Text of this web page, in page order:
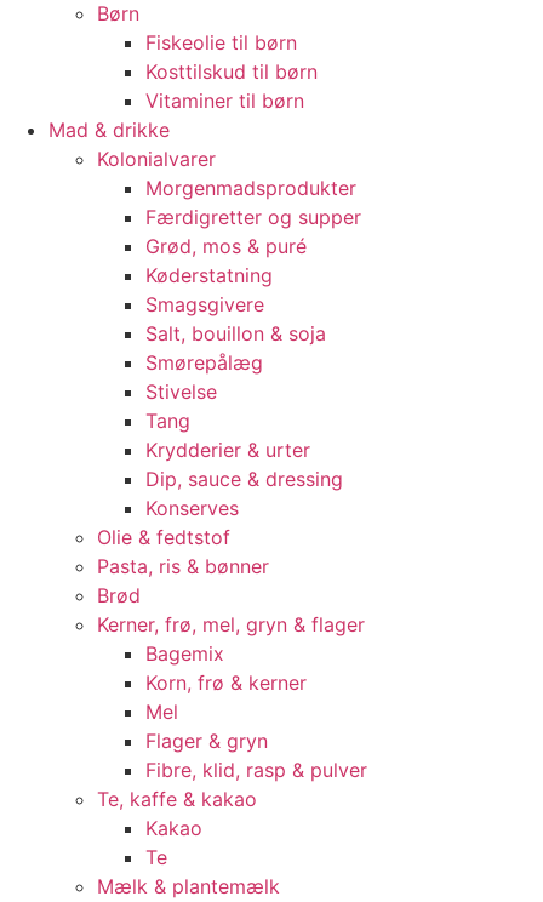
Børn
Fiskeolie til børn
Kosttilskud til børn
Vitaminer til børn
Mad & drikke
Kolonialvarer
Morgenmadsprodukter
Færdigretter og supper
Grød, mos & puré
Køderstatning
Smagsgivere
Salt, bouillon & soja
Smørepålæg
Stivelse
Tang
Krydderier & urter
Dip, sauce & dressing
Konserves
Olie & fedtstof
Pasta, ris & bønner
Brød
Kerner, frø, mel, gryn & flager
Bagemix
Korn, frø & kerner
Mel
Flager & gryn
Fibre, klid, rasp & pulver
Te, kaffe & kakao
Kakao
Te
Mælk & plantemælk